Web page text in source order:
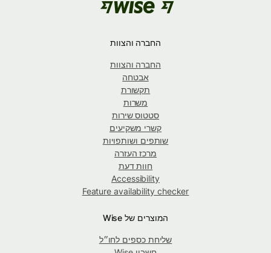
החברה והצוות
החברה והצוות
אבטחה
תקשורת
משרות
סטטוס שירות
קשרי משקיעים
שותפים ושותפויות
מרכז העזרה
חוות דעת
Accessibility
Feature availability checker
המוצרים של Wise
שליחת כספים לחו״ל